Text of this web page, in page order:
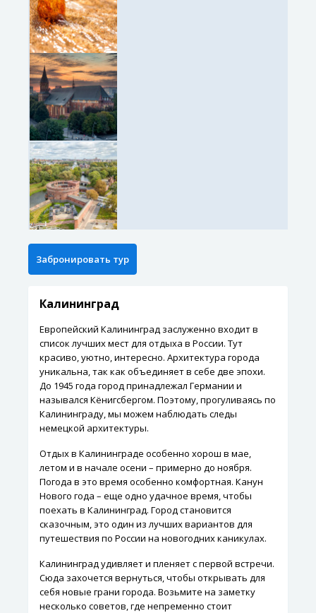
Калининград
Европейский Калининград заслуженно входит в
список лучших мест для отдыха в России. Тут
красиво, уютно, интересно. Архитектура города
уникальна, так как объединяет в себе две эпохи.
До 1945 года город принадлежал Германии и
назывался Кёнигсбергом. Поэтому, прогуливаясь по
Калининграду, мы можем наблюдать следы
немецкой архитектуры.
Отдых в Калининграде особенно хорош в мае,
летом и в начале осени – примерно до ноября.
Погода в это время особенно комфортная. Канун
Нового года – еще одно удачное время, чтобы
поехать в Калининград. Город становится
сказочным, это один из лучших вариантов для
путешествия по России на новогодних каникулах.
Калининград удивляет и пленяет с первой встречи.
Сюда захочется вернуться, чтобы открывать для
себя новые грани города. Возьмите на заметку
несколько советов, где непременно стоит